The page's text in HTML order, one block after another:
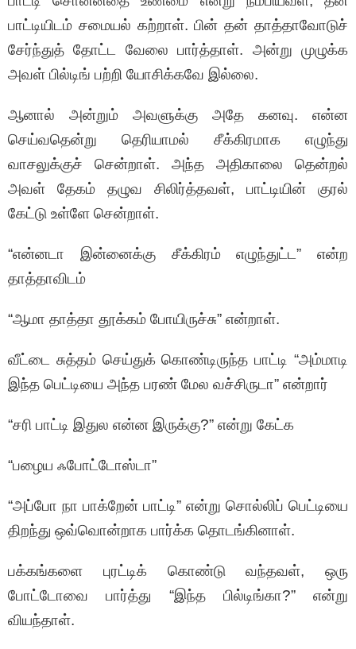
பாட்டியிடம் சமையல் கற்றாள். பின் தன் தாத்தாவோடுச்
சேர்ந்துத் தோட்ட வேலை பார்த்தாள். அன்று முழுக்க
அவள் பில்டிங் பற்றி யோசிக்கவே இல்லை.
ஆனால் அன்றும் அவளுக்கு அதே கனவு. என்ன
செய்வதென்று தெரியாமல் சீக்கிரமாக எழுந்து
வாசலுக்குச் சென்றாள். அந்த அதிகாலை தென்றல்
அவள் தேகம் தழுவ சிலிர்த்தவள், பாட்டியின் குரல்
கேட்டு உள்ளே சென்றாள்.
“என்னடா இன்னைக்கு சீக்கிரம் எழுந்துட்ட” என்ற
தாத்தாவிடம்
“ஆமா தாத்தா தூக்கம் போயிருச்சு” என்றாள்.
வீட்டை சுத்தம் செய்துக் கொண்டிருந்த பாட்டி “அம்மாடி
இந்த பெட்டியை அந்த பரண் மேல வச்சிருடா” என்றார்
“சரி பாட்டி இதுல என்ன இருக்கு?” என்று கேட்க
“பழைய ஃபோட்டோஸ்டா”
“அப்போ நா பாக்றேன் பாட்டி” என்று சொல்லிப் பெட்டியை
திறந்து ஒவ்வொன்றாக பார்க்க தொடங்கினாள்.
பக்கங்களை புரட்டிக் கொண்டு வந்தவள், ஒரு
போட்டோவை பார்த்து “இந்த பில்டிங்கா?” என்று
வியந்தாள்.